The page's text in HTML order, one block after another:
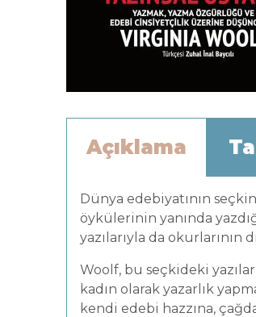
Açıklama
Dünya edebiyatının
öykülerinin yanında
yazılarıyla da
Woolf, bu seçkideki
kadın olarak yazarlık
kendi edebi hazzına,